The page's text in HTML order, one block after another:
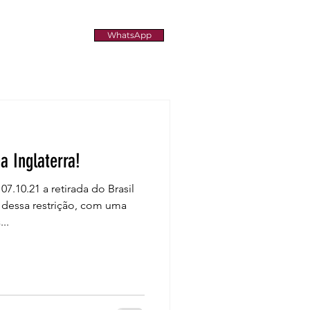
WhatsApp
Inglaterra!
a retirada do Brasil
restrição, com uma